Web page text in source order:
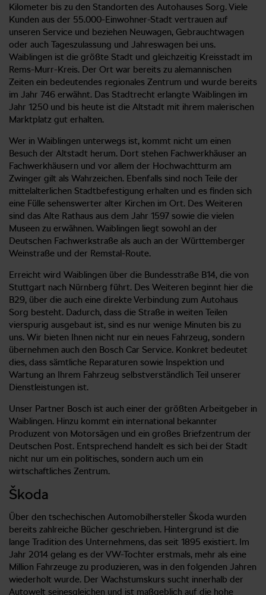
Kilometer bis zu den Standorten des Autohauses Sorg. Viele
Kunden aus der 55.000-Einwohner-Stadt vertrauen auf
unseren Service und beziehen Neuwagen, Gebrauchtwagen
oder auch Tageszulassung und Jahreswagen bei uns.
Waiblingen ist die größte Stadt und gleichzeitig Kreisstadt im
Rems-Murr-Kreis. Der Ort war bereits zu alemannischen
Zeiten ein bedeutendes regionales Zentrum und wurde bereits
im Jahr 746 erwähnt. Das Stadtrecht erlangte Waiblingen im
Jahr 1250 und bis heute ist die Altstadt mit ihrem malerischen
Marktplatz gut erhalten.
Wer in Waiblingen unterwegs ist, kommt nicht um einen
Besuch der Altstadt herum. Dort stehen Fachwerkhäuser an
Fachwerkhäusern und vor allem der Hochwachtturm am
Zwinger gilt als Wahrzeichen. Ebenfalls sind noch Teile der
mittelalterlichen Stadtbefestigung erhalten und es finden sich
eine Fülle sehenswerter alter Kirchen im Ort. Des Weiteren
sind das Alte Rathaus aus dem Jahr 1597 sowie die vielen
Museen zu erwähnen. Waiblingen liegt sowohl an der
Deutschen Fachwerkstraße als auch an der Württemberger
Weinstraße und der Remstal-Route.
Erreicht wird Waiblingen über die Bundesstraße B14, die von
Stuttgart nach Nürnberg führt. Des Weiteren beginnt hier die
B29, über die auch eine direkte Verbindung zum Autohaus
Sorg besteht. Dadurch, dass die Straße in weiten Teilen
vierspurig ausgebaut ist, sind es nur wenige Minuten bis zu
uns. Wir bieten Ihnen nicht nur ein neues Fahrzeug, sondern
übernehmen auch den Bosch Car Service. Konkret bedeutet
dies, dass sämtliche Reparaturen sowie Inspektion und
Wartung an Ihrem Fahrzeug selbstverständlich Teil unserer
Dienstleistungen ist.
Unser Partner Bosch ist auch einer der größten Arbeitgeber in
Waiblingen. Hinzu kommt ein international bekannter
Produzent von Motorsägen und ein großes Briefzentrum der
Deutschen Post. Entsprechend handelt es sich bei der Stadt
nicht nur um ein politisches, sondern auch um ein
wirtschaftliches Zentrum.
Škoda
Über den tschechischen Automobilhersteller Škoda wurden
bereits zahlreiche Bücher geschrieben. Hintergrund ist die
lange Tradition des Unternehmens, das seit 1895 existiert. Im
Jahr 2014 gelang es der VW-Tochter erstmals, mehr als eine
Million Fahrzeuge zu produzieren, was in den folgenden Jahren
wiederholt wurde. Der Wachstumskurs sucht innerhalb der
Autowelt seinesgleichen und ist maßgeblich auf die hohe